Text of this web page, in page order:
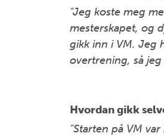
"Jeg koste meg
mesterskapet, og
gikk inn i VM. Jeg
overtrening, så
Hvordan gikk
"Starten på VM